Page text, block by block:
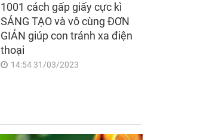
1001 cách gấp giấy cực kì
SÁNG TẠO và vô cùng ĐƠN
GIẢN giúp con tránh xa điện
thoại
14:54 31/03/2023